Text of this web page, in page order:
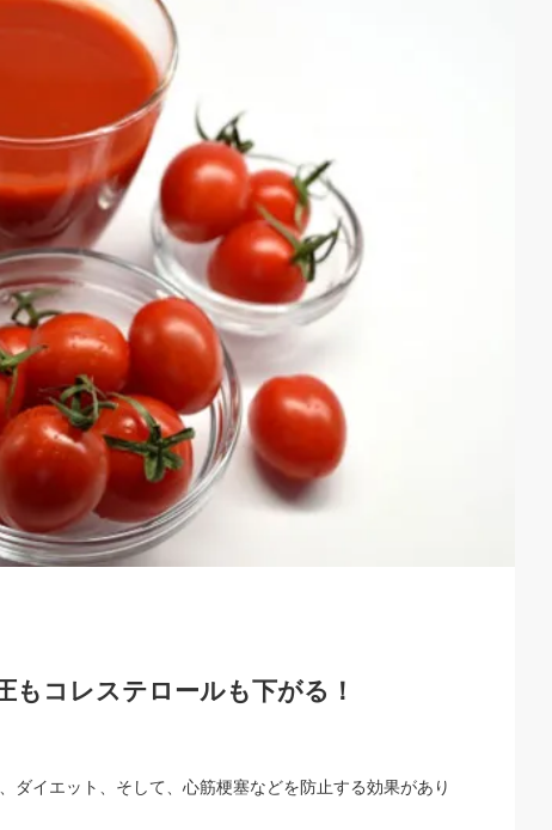
もコレステロールも下がる！
ダイエット、そして、心筋梗塞などを防止する効果があり